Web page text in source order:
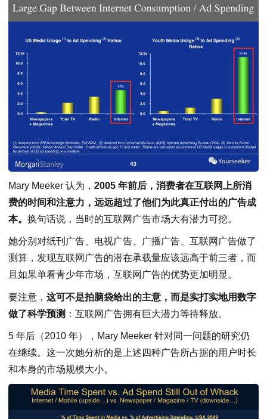
Mary Meeker 认为， 2005 年前后，消费者在互联网上所消
费的时间和注意力，远远超过了他们为此真正付出的广告成
本。 换句话说，当时的互联网广告市场大有潜力可挖。
她分别对纸刊广告、电视广告、广播广告、互联网广告做了
测算，发现互联网广告的潜在承载量应该远高于前三者，而
且如果单看青少年市场，互联网广告的优势更加明显。
要注意， 这可不是拍脑袋给出的主意，而是实打实地用数字
做了科学预测 ：互联网广告拥有巨大潜力等待释放。
5 年后（2010 年），Mary Meeker 针对同一问题的研究仍
在继续。这一次她分析的是上述四种广告所占据的用户时长
和本身的市场规模大小。